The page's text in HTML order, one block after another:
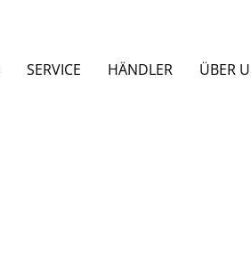
SERVICE HÄNDLER ÜBER